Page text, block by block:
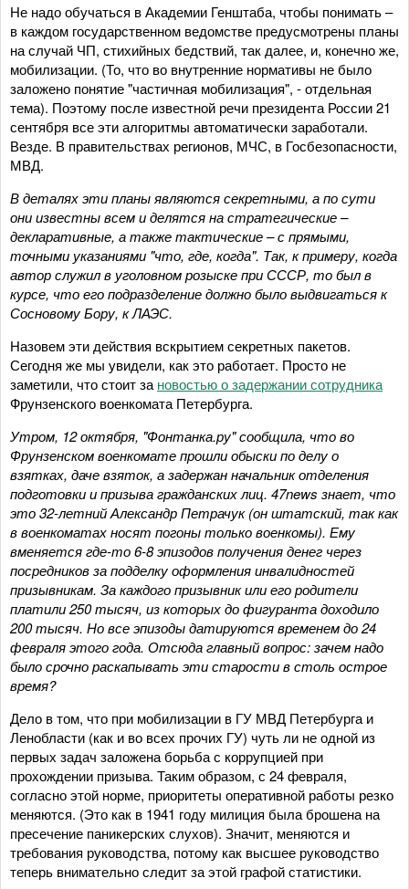
Не надо обучаться в Академии Генштаба, чтобы понимать –
в каждом государственном ведомстве предусмотрены планы
на случай ЧП, стихийных бедствий, так далее, и, конечно же,
мобилизации. (То, что во внутренние нормативы не было
заложено понятие "частичная мобилизация", - отдельная
тема). Поэтому после известной речи президента России 21
сентября все эти алгоритмы автоматически заработали.
Везде. В правительствах регионов, МЧС, в Госбезопасности,
МВД.
В деталях эти планы являются секретными, а по сути
они известны всем и делятся на стратегические –
декларативные, а также тактические – с прямыми,
точными указаниями "что, где, когда". Так, к примеру, когда
автор служил в уголовном розыске при СССР, то был в
курсе, что его подразделение должно было выдвигаться к
Сосновому Бору, к ЛАЭС.
Назовем эти действия вскрытием секретных пакетов.
Сегодня же мы увидели, как это работает. Просто не
заметили, что стоит за новостью о задержании сотрудника
Фрунзенского военкомата Петербурга.
Утром, 12 октября, "Фонтанка.ру" сообщила, что во
Фрунзенском военкомате прошли обыски по делу о
взятках, даче взяток, а задержан начальник отделения
подготовки и призыва гражданских лиц. 47news знает, что
это 32-летний Александр Петрачук (он штатский, так как
в военкоматах носят погоны только военкомы). Ему
вменяется где-то 6-8 эпизодов получения денег через
посредников за подделку оформления инвалидностей
призывникам. За каждого призывник или его родители
платили 250 тысяч, из которых до фигуранта доходило
200 тысяч. Но все эпизоды датируются временем до 24
февраля этого года. Отсюда главный вопрос: зачем надо
было срочно раскапывать эти старости в столь острое
время?
Дело в том, что при мобилизации в ГУ МВД Петербурга и
Ленобласти (как и во всех прочих ГУ) чуть ли не одной из
первых задач заложена борьба с коррупцией при
прохождении призыва. Таким образом, с 24 февраля,
согласно этой норме, приоритеты оперативной работы резко
меняются. (Это как в 1941 году милиция была брошена на
пресечение паникерских слухов). Значит, меняются и
требования руководства, потому как высшее руководство
теперь внимательно следит за этой графой статистики.